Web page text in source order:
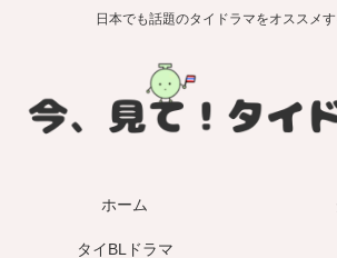
日本でも話題のタイドラマをオススメす
ホーム
タイBLドラマ